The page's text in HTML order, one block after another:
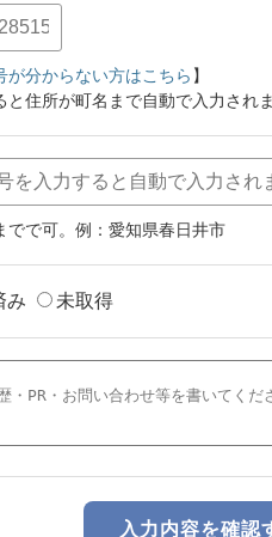
が分からない方はこちら 】
住所が町名まで自動で入力され
でで可。例：愛知県春日井市
み 未取得